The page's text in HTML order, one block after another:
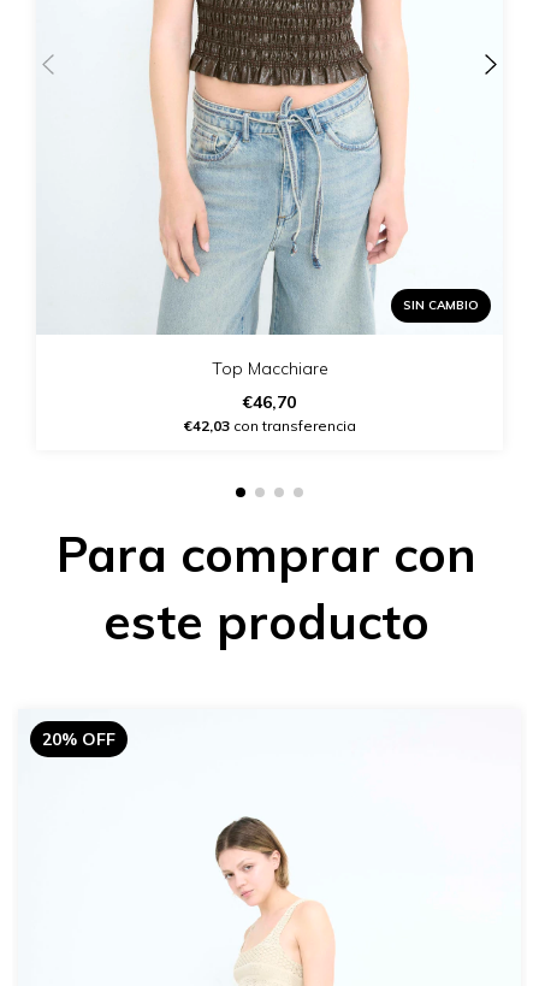
SIN CAMBIO
Top Macchiare
€46,70
€42,03con transferencia
Para comprar con
este producto
20% OFF